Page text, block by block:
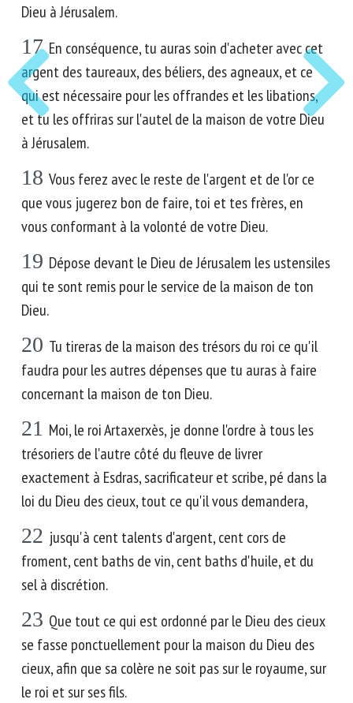
Dieu à Jérusalem.
17 En conséquence, tu auras soin d'acheter avec cet
argent des taureaux, des béliers, des agneaux, et ce
qui est nécessaire pour les offrandes et les libations,
et tu les offriras sur l'autel de la maison de votre Dieu
à Jérusalem.
18 Vous ferez avec le reste de l'argent et de l'or ce
que vous jugerez bon de faire, toi et tes frères, en
vous conformant à la volonté de votre Dieu.
19 Dépose devant le Dieu de Jérusalem les ustensiles
qui te sont remis pour le service de la maison de ton
Dieu.
20 Tu tireras de la maison des trésors du roi ce qu'il
faudra pour les autres dépenses que tu auras à faire
concernant la maison de ton Dieu.
21 Moi, le roi Artaxerxès, je donne l'ordre à tous les
trésoriers de l'autre côté du fleuve de livrer
exactement à Esdras, sacrificateur et scribe, pé dans la
loi du Dieu des cieux, tout ce qu'il vous demandera,
22 jusqu'à cent talents d'argent, cent cors de
froment, cent baths de vin, cent baths d'huile, et du
sel à discrétion.
23 Que tout ce qui est ordonné par le Dieu des cieux
se fasse ponctuellement pour la maison du Dieu des
cieux, afin que sa colère ne soit pas sur le royaume, sur
le roi et sur ses fils.